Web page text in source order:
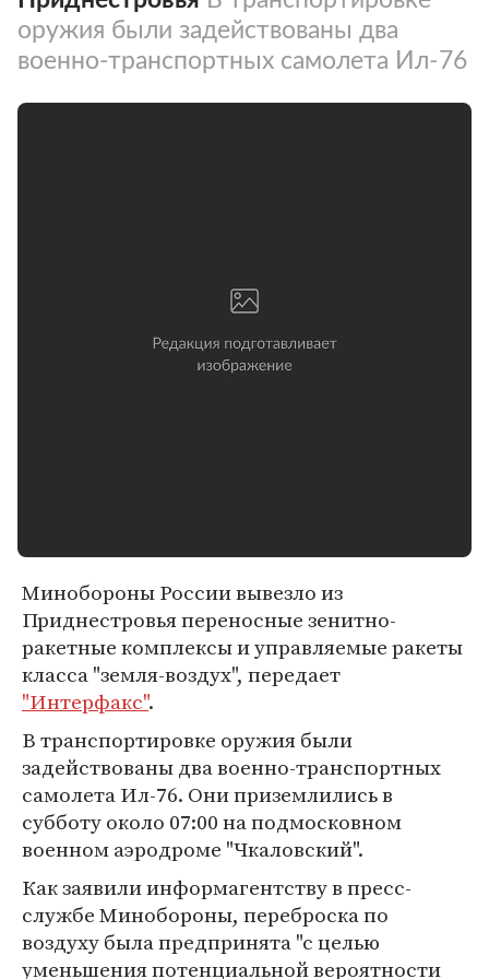
оружия были задействованы два
военно-транспортных самолета Ил-76
Минобороны России вывезло из
Приднестровья переносные зенитно-
ракетные комплексы и управляемые ракеты
класса "земля-воздух", передает
"Интерфакс".
В транспортировке оружия были
задействованы два военно-транспортных
самолета Ил-76. Они приземлились в
субботу около 07:00 на подмосковном
военном аэродроме "Чкаловский".
Как заявили информагентству в пресс-
службе Минобороны, переброска по
воздуху была предпринята "с целью
уменьшения потенциальной вероятности